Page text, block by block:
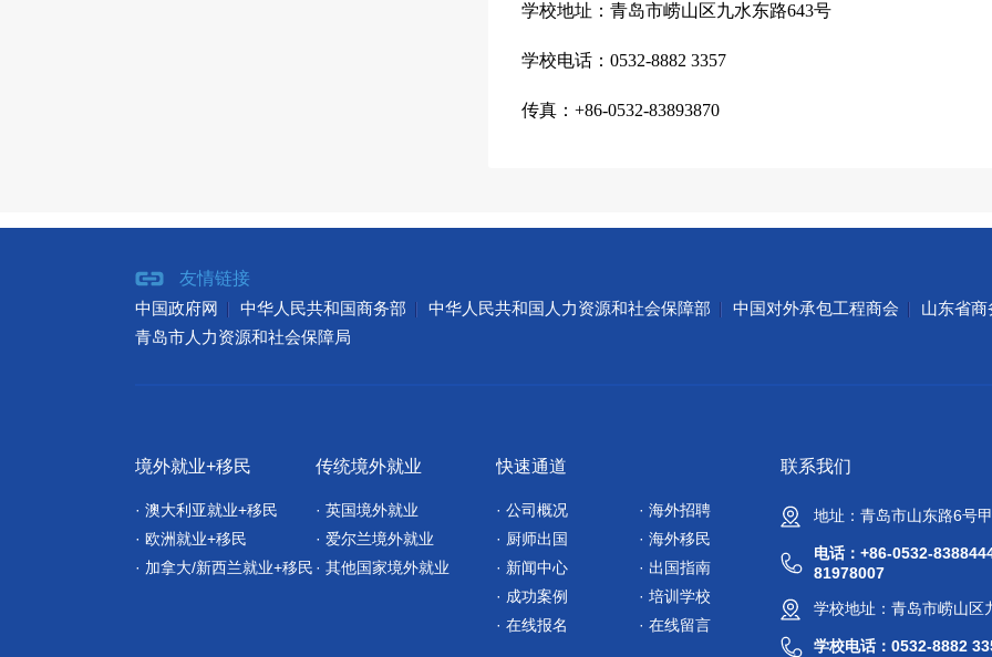
学校地址：青岛市崂山区九水东路643号
学校电话：0532-8882 3357
传真：+86-0532-83893870
友情链接
中国政府网
中华人民共和国商务部 中华人民共和国人力资源和社会保障部 中国对外承包工程商会
山东省商
青岛市人力资源和社会保障局
境外就业+移民
· 澳大利亚就业+移民
· 欧洲就业+移民
· 加拿大/新西兰就业+移民
传统境外就业
· 英国境外就业
· 爱尔兰境外就业
· 其他国家境外就业
快速通道
· 公司概况
· 海外招聘
· 厨师出国
· 海外移民
· 新闻中心
· 出国指南
· 成功案例
· 培训学校
· 在线报名
· 在线留言
联系我们
地址：青岛市山东路6号
电话：+86-0532-
81978007
学校地址：青岛市崂山区
学校电话：0532-8882